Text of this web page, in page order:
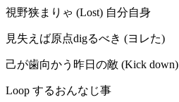
視野狭まりゃ (Lost) 自分自身
見失えば原点digるべき (ヨレた)
己が歯向かう昨日の敵 (Kick down)
Loop するおんなじ事